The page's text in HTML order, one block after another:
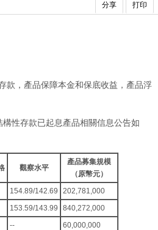
分享 打印
款，產品保障本金和保底收益，產品浮
性存款已起息產品相關信息公告如
觀察水平
產品募集規模
（原幣元）
154.89/142.69
202,781,000
153.59/143.99
840,272,000
--
60,000,000